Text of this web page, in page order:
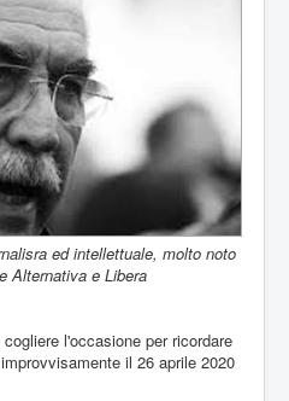
ed intellettuale, molto noto
Alternativa e Libera
l'occasione per ricordare
il 26 aprile 2020